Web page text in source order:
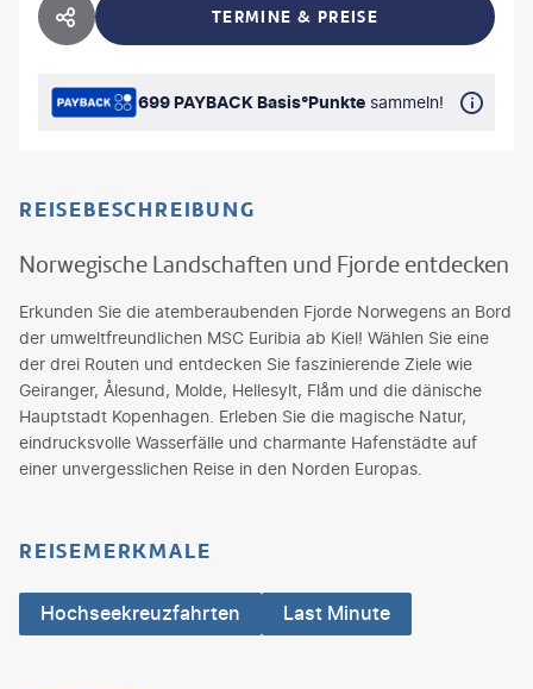
HOTEL TEILEN TERMINE & PREISE
699 PAYBACK Basis°Punkte sammeln!
REISEBESCHREIBUNG
Norwegische Landschaften und Fjorde entdecken
Erkunden Sie die atemberaubenden Fjorde Norwegens an Bord
der umweltfreundlichen MSC Euribia ab Kiel! Wählen Sie eine
der drei Routen und entdecken Sie faszinierende Ziele wie
Geiranger, Ålesund, Molde, Hellesylt, Flåm und die dänische
Hauptstadt Kopenhagen. Erleben Sie die magische Natur,
eindrucksvolle Wasserfälle und charmante Hafenstädte auf
einer unvergesslichen Reise in den Norden Europas.
REISEMERKMALE
Hochseekreuzfahrten Last Minute